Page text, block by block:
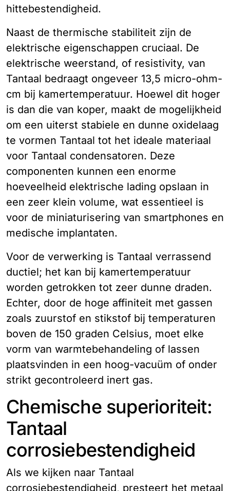
hittebestendigheid.
Naast de thermische stabiliteit zijn de
elektrische eigenschappen cruciaal. De
elektrische weerstand, of resistivity, van
Tantaal bedraagt ongeveer 13,5 micro-ohm-
cm bij kamertemperatuur. Hoewel dit hoger
is dan die van koper, maakt de mogelijkheid
om een uiterst stabiele en dunne oxidelaag
te vormen Tantaal tot het ideale materiaal
voor Tantaal condensatoren. Deze
componenten kunnen een enorme
hoeveelheid elektrische lading opslaan in
een zeer klein volume, wat essentieel is
voor de miniaturisering van smartphones en
medische implantaten.
Voor de verwerking is Tantaal verrassend
ductiel; het kan bij kamertemperatuur
worden getrokken tot zeer dunne draden.
Echter, door de hoge affiniteit met gassen
zoals zuurstof en stikstof bij temperaturen
boven de 150 graden Celsius, moet elke
vorm van warmtebehandeling of lassen
plaatsvinden in een hoog-vacuüm of onder
strikt gecontroleerd inert gas.
Chemische superioriteit:
Tantaal
corrosiebestendigheid
Als we kijken naar Tantaal
corrosiebestendigheid, presteert het metaal